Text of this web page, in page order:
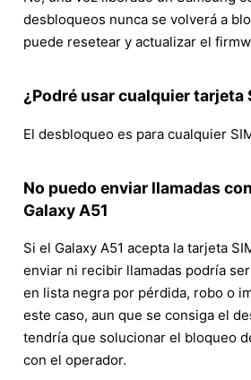
desbloqueos nunca se volverá a
puede resetear y actualizar el
¿Podré usar cualquier tarjeta
El desbloqueo es para cualquier
No puedo enviar llamadas
Galaxy A51
Si el Galaxy A51 acepta la tarjeta
enviar ni recibir llamadas podría
en lista negra por pérdida, robo o
este caso, aun que se consiga el
tendría que solucionar el bloqueo
con el operador.